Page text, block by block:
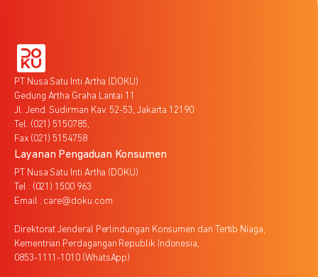
PT Nusa Satu Inti Artha (DOKU)
Gedung Artha Graha Lantai 11
Jl. Jend. Sudirman Kav. 52-53, Jakarta 12190
Tel. (021) 5150785,
Fax (021) 5154758
Layanan Pengaduan Konsumen
PT Nusa Satu Inti Artha (DOKU)
Tel : (021) 1500 963
Email : care@doku.com
Direktorat Jenderal Perlindungan Konsumen dan Tertib Niaga,
Kementrian Perdagangan Republik Indonesia,
0853-1111-1010 (WhatsApp)